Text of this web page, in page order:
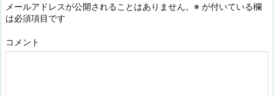
メールアドレスが公開されることはありません。 ※ が付いている欄
は必須項目です
コメント